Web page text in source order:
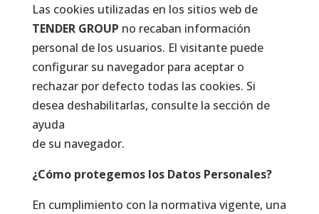
Las cookies utilizadas en los sitios web de
TENDER GROUP no recaban información
personal de los usuarios. El visitante puede
configurar su navegador para aceptar o
rechazar por defecto todas las cookies. Si
desea deshabilitarlas, consulte la sección de
ayuda
de su navegador.
¿Cómo protegemos los Datos Personales?
En cumplimiento con la normativa vigente, una